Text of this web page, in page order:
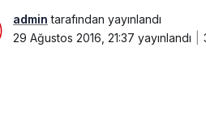
admin tarafından yayınlandı
29 Ağustos 2016, 21:37 yayınlandı